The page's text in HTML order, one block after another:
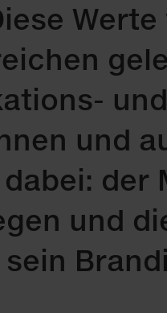
Werte
und
und
der
und